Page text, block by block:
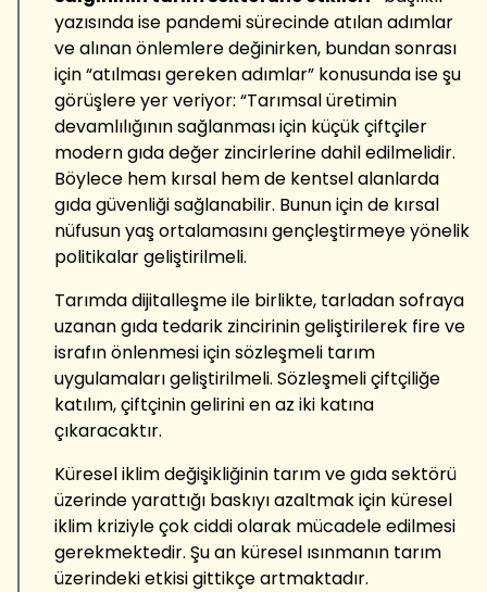
yazısında ise pandemi sürecinde atılan adımlar
ve alınan önlemlere değinirken, bundan sonrası
için “atılması gereken adımlar” konusunda ise şu
görüşlere yer veriyor: “Tarımsal üretimin
devamlılığının sağlanması için küçük çiftçiler
modern gıda değer zincirlerine dahil edilmelidir.
Böylece hem kırsal hem de kentsel alanlarda
gıda güvenliği sağlanabilir. Bunun için de kırsal
nüfusun yaş ortalamasını gençleştirmeye yönelik
politikalar geliştirilmeli.
Tarımda dijitalleşme ile birlikte, tarladan sofraya
uzanan gıda tedarik zincirinin geliştirilerek fire ve
israfın önlenmesi için sözleşmeli tarım
uygulamaları geliştirilmeli. Sözleşmeli çiftçiliğe
katılım, çiftçinin gelirini en az iki katına
çıkaracaktır.
Küresel iklim değişikliğinin tarım ve gıda sektörü
üzerinde yarattığı baskıyı azaltmak için küresel
iklim kriziyle çok ciddi olarak mücadele edilmesi
gerekmektedir. Şu an küresel ısınmanın tarım
üzerindeki etkisi gittikçe artmaktadır.